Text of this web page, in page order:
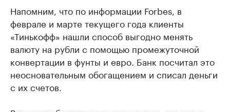
Напомним, что по информации Forbes, в
феврале и марте текущего года клиенты
«Тинькофф» нашли способ выгодно менять
валюту на рубли с помощью промежуточной
конвертации в фунты и евро. Банк посчитал это
неосновательным обогащением и списал деньги
с их счетов.